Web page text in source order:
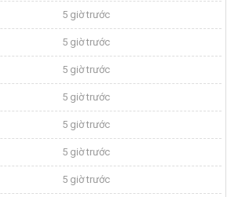
5 giờ trước
5 giờ trước
5 giờ trước
5 giờ trước
5 giờ trước
5 giờ trước
5 giờ trước